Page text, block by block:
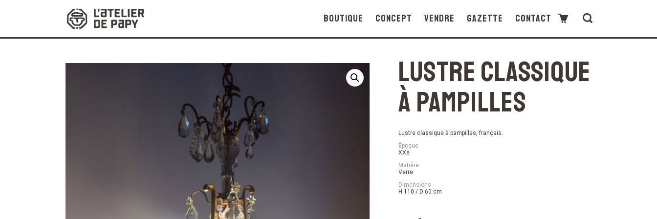
Boutique Concept Vendre Gazette Contact
Lustre classique
à pampilles
Lustre classique à pampilles, français.
Époque
XXe
Matière
Verre
Dimensions
H 110 / D 60 cm